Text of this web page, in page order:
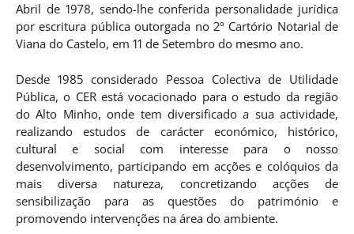
Abril de 1978, sendo-lhe conferida personalidade jurídica
por escritura pública outorgada no 2º Cartório Notarial de
Viana do Castelo, em 11 de Setembro do mesmo ano.
Desde 1985 considerado Pessoa Colectiva de Utilidade
Pública, o CER está vocacionado para o estudo da região
do Alto Minho, onde tem diversificado a sua actividade,
realizando estudos de carácter económico, histórico,
cultural e social com interesse para o nosso
desenvolvimento, participando em acções e colóquios da
mais diversa natureza, concretizando acções de
sensibilização para as questões do património e
promovendo intervenções na área do ambiente.